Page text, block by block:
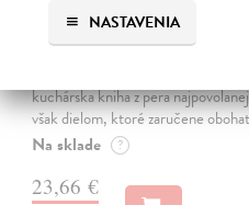
NASTAVENIA
Nová kuchárska kniha
Vansová Terézia (zost.)| Kniha
kuchárska kniha z pera
však dielom, ktoré zaručene
Na sklade ?
23,66 €